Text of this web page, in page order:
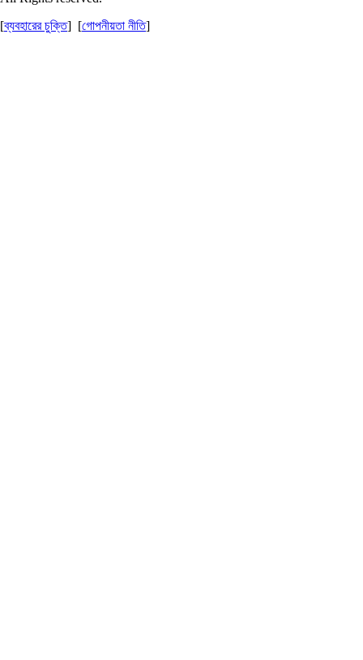
[ব্যবহারের চুক্তি] [গোপনীয়তা নীতি]